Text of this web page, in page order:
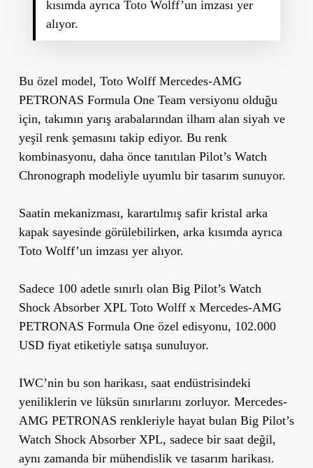
kısımda ayrıca Toto Wolff’un imzası yer
alıyor.
Bu özel model, Toto Wolff Mercedes-AMG
PETRONAS Formula One Team versiyonu olduğu
için, takımın yarış arabalarından ilham alan siyah ve
yeşil renk şemasını takip ediyor. Bu renk
kombinasyonu, daha önce tanıtılan Pilot’s Watch
Chronograph modeliyle uyumlu bir tasarım sunuyor.
Saatin mekanizması, karartılmış safir kristal arka
kapaksayesinde görülebilirken, arka kısımda ayrıca
Toto Wolff’un imzası yer alıyor.
Sadece 100 adetle sınırlı olan Big Pilot’s Watch
Shock Absorber XPL Toto Wolff x Mercedes-AMG
PETRONAS Formula Oneözel edisyonu, 102.000
USDfiyat etiketiyle satışa sunuluyor.
IWC’nin bu son harikası, saat endüstrisindeki
yeniliklerin ve lüksün sınırlarını zorluyor. Mercedes-
AMG PETRONAS renkleriyle hayat bulan Big Pilot’s
Watch Shock Absorber XPL, sadece bir saat değil,
aynı zamanda bir mühendislik ve tasarım harikası.